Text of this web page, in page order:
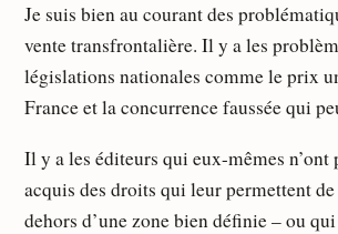
Je suis bien au courant des
vente transfrontalière. Il y a les
législations nationales comme le prix
France et la concurrence faussée qui
Il y a les éditeurs qui eux-mêmes n’ont
acquis des droits qui leur permettent
dehors d’une zone bien définie – ou